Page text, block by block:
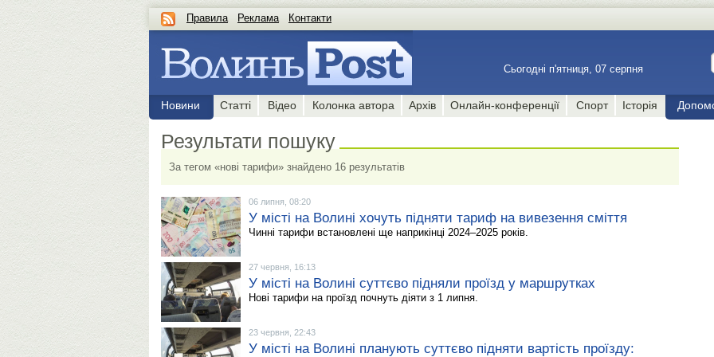
Правила Реклама Контакти
Сьогодні п'ятниця, 07 серпня
Новини Статті Відео Колонка автора Архів Онлайн-конференції Спорт Історія
Результати пошуку
За тегом «нові тарифи» знайдено 16 результатів
06 липня, 08:20
У місті на Волині хочуть підняти тариф на вивезення сміття
Чинні тарифи встановлені ще наприкінці 2024–2025 років.
27 червня, 16:13
У місті на Волині суттєво підняли проїзд у маршрутках
Нові тарифи на проїзд почнуть діяти з 1 липня.
23 червня, 22:43
У місті на Волині планують суттєво підняти вартість проїзду: